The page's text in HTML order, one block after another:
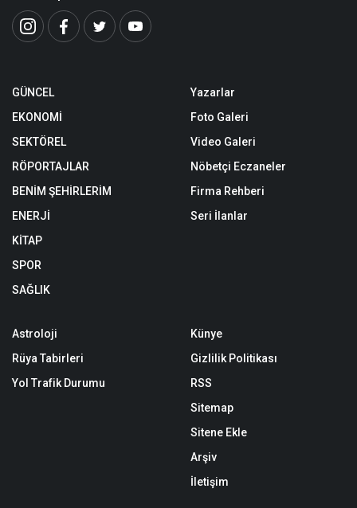
GÜNCEL
EKONOMİ
SEKTÖREL
RÖPORTAJLAR
BENİM ŞEHİRLERİM
ENERJİ
KİTAP
SPOR
SAĞLIK
Yazarlar
Foto Galeri
Video Galeri
Nöbetçi Eczaneler
Firma Rehberi
Seri İlanlar
Astroloji
Rüya Tabirleri
Yol Trafik Durumu
Künye
Gizlilik Politikası
RSS
Sitemap
Sitene Ekle
Arşiv
İletişim